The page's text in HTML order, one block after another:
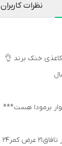
نظرات کاربران
خنک برند 👌
برمودا هست***